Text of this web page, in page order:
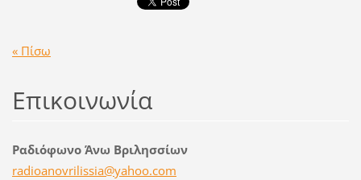
« Πίσω
Επικοινωνία
Ραδιόφωνο Άνω Βριλησσίων
radioanovrilissia@yahoo.com